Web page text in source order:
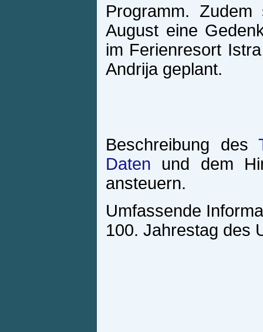
Programm.
August eine
im Ferienresort
Andrija geplant.
Beschreibung des
Daten und dem
ansteuern.
Umfassende
100. Jahrestag des